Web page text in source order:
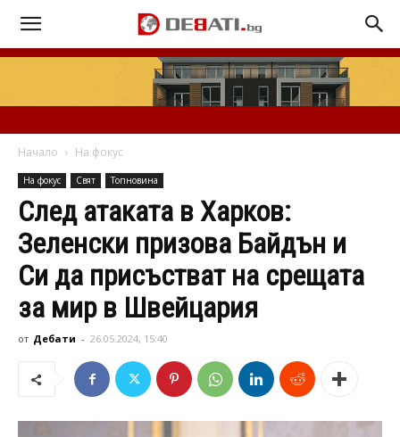
Начало На фокус
На фокус Свят Топновина
След атаката в Харков:
Зеленски призова Байдън и
Си да присъстват на срещата
за мир в Швейцария
от Дебати - 26.05.2024, 15:40